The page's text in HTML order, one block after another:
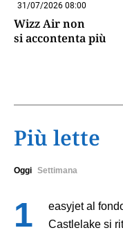
31/07/2026 08:00
Wizz Air non
si accontenta più
Più lette
Oggi Settimana
easyjet al
Castlelake si